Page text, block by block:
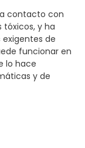
contacto con
y ha
de
funcionar en
lo hace
y de